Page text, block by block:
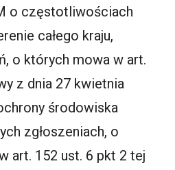
o częstotliwościach
całego kraju,
o których mowa w art.
z dnia 27 kwietnia
środowiska
zgłoszeniach, o
art. 152 ust. 6 pkt 2 tej